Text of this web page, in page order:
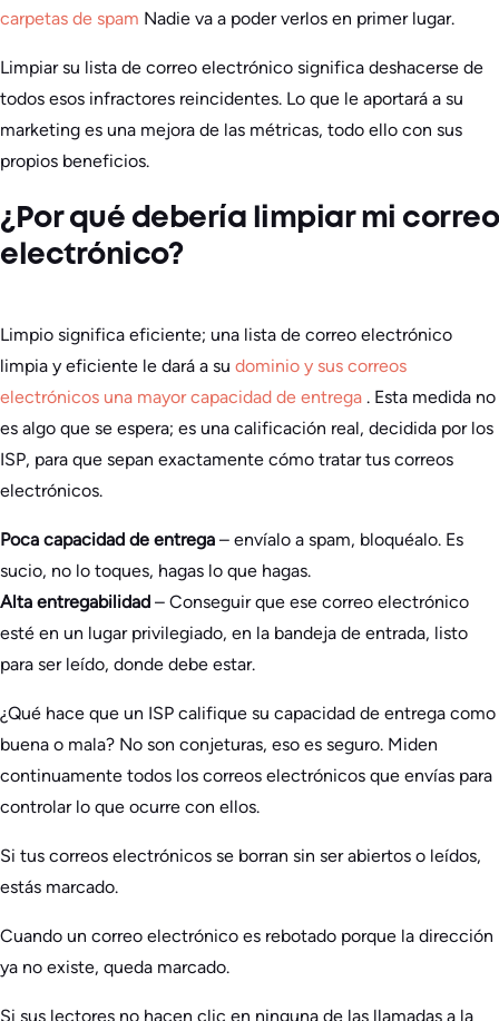
carpetas de spam Nadie va a poder verlos en primer lugar.
Limpiar su lista de correo electrónico significa deshacerse de
todos esos infractores reincidentes. Lo que le aportará a su
marketing es una mejora de las métricas, todo ello con sus
propios beneficios.
¿Por qué debería limpiar mi correo
electrónico?
Limpio significa eficiente; una lista de correo electrónico
limpia y eficiente le dará a su dominio y sus correos
electrónicos una mayor capacidad de entrega . Esta medida no
es algo que se espera; es una calificación real, decidida por los
ISP, para que sepan exactamente cómo tratar tus correos
electrónicos.
Poca capacidad de entrega – envíalo a spam, bloquéalo. Es
sucio, no lo toques, hagas lo que hagas.
Alta entregabilidad – Conseguir que ese correo electrónico
esté en un lugar privilegiado, en la bandeja de entrada, listo
para ser leído, donde debe estar.
¿Qué hace que un ISP califique su capacidad de entrega como
buena o mala? No son conjeturas, eso es seguro. Miden
continuamente todos los correos electrónicos que envías para
controlar lo que ocurre con ellos.
Si tus correos electrónicos se borran sin ser abiertos o leídos,
estás marcado.
Cuando un correo electrónico es rebotado porque la dirección
ya no existe, queda marcado.
Si sus lectores no hacen clic en ninguna de las llamadas a la